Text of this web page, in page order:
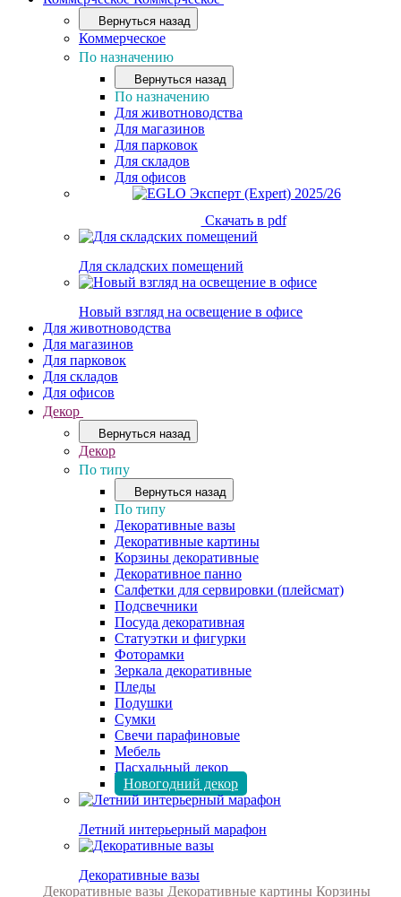
Вернуться назад
Коммерческое
По назначению
Вернуться назад
По назначению
Для животноводства
Для магазинов
Для парковок
Для складов
Для офисов
Скачать в pdf
Для складских помещений
Новый взгляд на освещение в офисе
Для животноводства
Для магазинов
Для парковок
Для складов
Для офисов
Декор
Вернуться назад
Декор
По типу
Вернуться назад
По типу
Декоративные вазы
Декоративные картины
Корзины декоративные
Декоративное панно
Салфетки для сервировки (плейсмат)
Подсвечники
Посуда декоративная
Статуэтки и фигурки
Фоторамки
Зеркала декоративные
Пледы
Подушки
Сумки
Свечи парафиновые
Мебель
Пасхальный декор
Новогодний декор
Летний интерьерный марафон
Декоративные вазы
Декоративные вазы Декоративные картины Корзины